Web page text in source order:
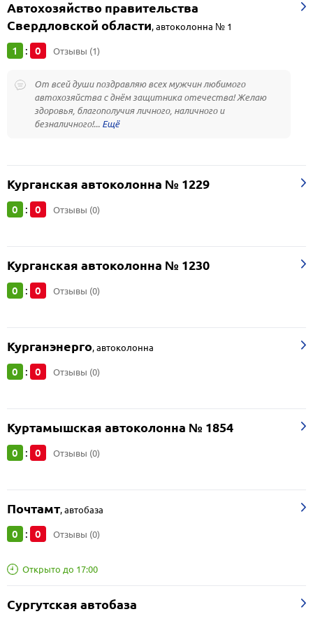
Автохозяйство правительства
Свердловской области,автоколонна № 1
1 : 0 Отзывы (1)
От всей души поздравляю всех мужчин любимого
автохозяйства с днём защитника отечества! Желаю
здоровья, благополучия личного, наличного и
безналичного!...
Курганская автоколонна № 1229
0 : 0 Отзывы (0)
Курганская автоколонна № 1230
0 : 0 Отзывы (0)
Курганэнерго,автоколонна
0 : 0 Отзывы (0)
Куртамышская автоколонна № 1854
0 : 0 Отзывы (0)
Почтамт,автобаза
0 : 0 Отзывы (0)
Открыто до 17:00
Сургутская автобаза